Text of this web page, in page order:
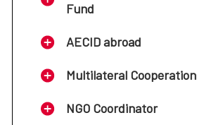
Fund
AECID abroad
Multilateral Cooperation
NGO Coordinator